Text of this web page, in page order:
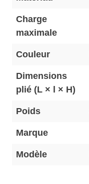
Charge
maximale
Couleur
Dimensions
plié (L × l × H)
Poids
Marque
Modèle